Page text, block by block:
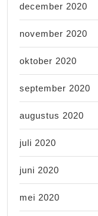
december 2020
november 2020
oktober 2020
september 2020
augustus 2020
juli 2020
juni 2020
mei 2020